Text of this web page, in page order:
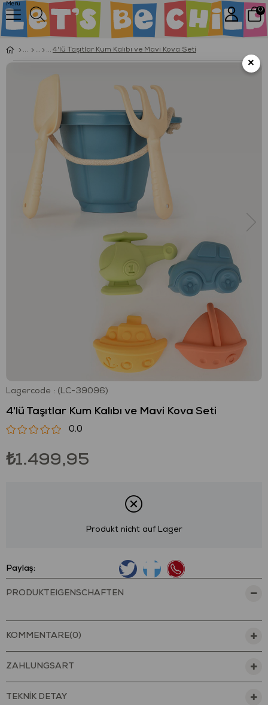
Menu
0
4'lü Taşıtlar Kum Kalıbı ve Mavi Kova Seti
Lagercode (LC-39096)
4'lü Taşıtlar Kum Kalıbı ve Mavi Kova Seti
0.0
₺1.499,95
Produkt nicht auf Lager
Paylaş:
PRODUKTEIGENSCHAFTEN
KOMMENTARE(0)
ZAHLUNGSART
TEKNİK DETAY
×